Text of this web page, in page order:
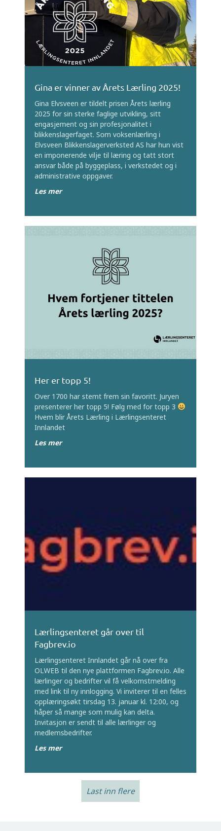
Gina er vinner av Årets Lærling 2025!
Gina Elvsveen er tildelt prisen Årets lærling
2025 for sin sterke faglige utvikling, sitt
engasjement og sin profesjonalitet i
blikkenslagerfaget. Som voksenlærling i
Elvsveen Blikkenslagerverksted AS har hun vist
en imponerende vilje til læring og tatt stort
ansvar både på byggeplass, i verkstedet og i
administrative oppgaver.
Les mer
Her er topp 5!
Over 1700 har stemt frem sin favoritt. Juryen
presenterer her topp 5! Følg med for topp 3
Hvem blir Årets Lærling i Lærlingsenteret
Innlandet
Les mer
Lærlingsenteret går over til
Fagbrev.io
Lærlingsenteret Innlandet går nå over fra
OLWEB til den nye plattformen Fagbrev.io. Alle
lærlinger og bedrifter vil få velkomstmelding
med link til ny innlogging. Vi inviterer til en felles
opplæringsøkt tirsdag 13. januar kl. 12:00, og
håper så mange som mulig kan delta.
Invitasjon er sendt til alle lærlinger og
medlemsbedrifter.
Les mer
Last inn flere